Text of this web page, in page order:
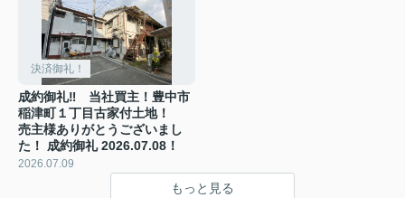
決済御礼！
成約御礼‼ 当社買主！豊中市
稲津町１丁目古家付土地！
売主様ありがとうございまし
た！ 成約御礼 2026.07.08！
2026.07.09
もっと見る